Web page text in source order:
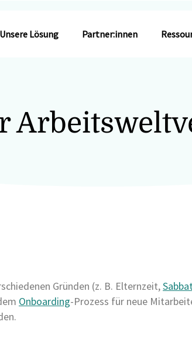
Unsere Lösung Partner:innen
Gründen (z. B. Elternzeit,
Onboarding-Prozess für neue